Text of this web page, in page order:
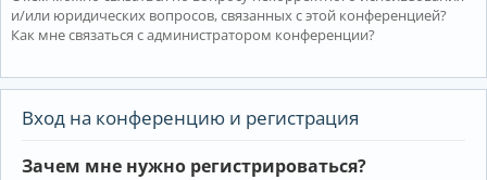
и/или юридических вопросов, связанных с этой конференцией?
Как мне связаться с администратором конференции?
Вход на конференцию и регистрация
Зачем мне нужно регистрироваться?